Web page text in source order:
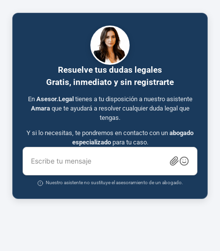
Resuelve tus dudas legales
Gratis, inmediato y sin registrarte
En Asesor.Legal tienes a tu disposición a nuestro asistente
Amaraque te ayudará a resolver cualquier duda legal que
tengas.
Y si lo necesitas, te pondremos en contacto con un abogado
especializadopara tu caso.
Escribe tu mensaje
Nuestro asistente no sustituye el asesoramiento de un abogado.